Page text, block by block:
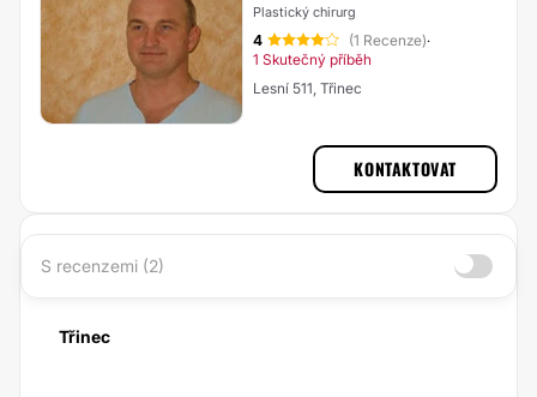
Plastický chirurg
4 (1 Recenze)·
1 Skutečný příběh
Lesní 511, Třinec
KONTAKTOVAT
S recenzemi (2)
Třinec